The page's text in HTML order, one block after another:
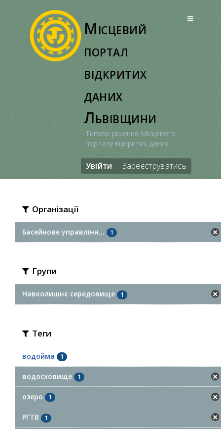
Місцевий
портал
відкритих
даних
Львівщини
Типове рішення Місцевого
порталу відкритих даних
Увійти Зареєструватись
Організації
Басейнове управлінн... 1
Групи
Навколишнє середовище 1
Теги
водойма 1
водосховище 1
озеро 1
РГТВ 1